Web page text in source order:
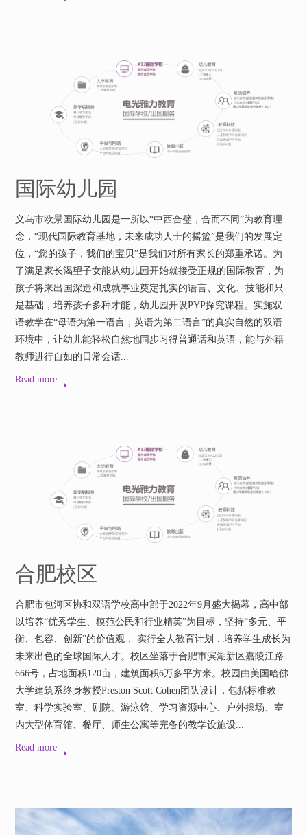
国际幼儿园
义乌市欧景国际幼儿园是一所以“中西合璧，合而不同”为教育理
念，“现代国际教育基地，未来成功人士的摇篮”是我们的发展定
位，“您的孩子，我们的宝贝”是我们对所有家长的郑重承诺。为
了满足家长渴望子女能从幼儿园开始就接受正规的国际教育，为
孩子将来出国深造和成就事业奠定扎实的语言、文化、技能和只
是基础，培养孩子多种才能，幼儿园开设PYP探究课程。实施双
语教学在“母语为第一语言，英语为第二语言”的真实自然的双语
环境中，让幼儿能轻松自然地同步习得普通话和英语，能与外籍
教师进行自如的日常会话...
Read more
合肥校区
合肥市包河区协和双语学校高中部于2022年9月盛大揭幕，高中部
以培养“优秀学生、模范公民和行业精英”为目标，坚持“多元、平
衡、包容、创新”的价值观， 实行全人教育计划，培养学生成长为
未来出色的全球国际人才。校区坐落于合肥市滨湖新区嘉陵江路
666号，占地面积120亩，建筑面积6万多平方米。校园由美国哈佛
大学建筑系终身教授Preston Scott Cohen团队设计，包括标准教
室、科学实验室、剧院、游泳馆、学习资源中心、户外操场、室
内大型体育馆、餐厅、师生公寓等完备的教学设施设...
Read more